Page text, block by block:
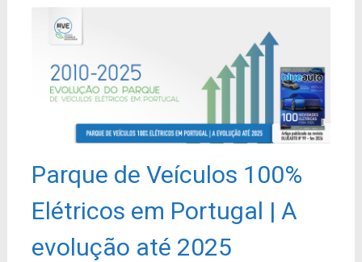
Parque de Veículos 100%
Elétricos em Portugal | A
evolução até 2025